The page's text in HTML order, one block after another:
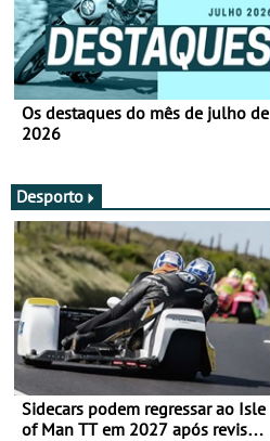
Os destaques do mês de julho de
2026
Desporto
Sidecars podem regressar ao Isle
of Man TT em 2027 após revisão